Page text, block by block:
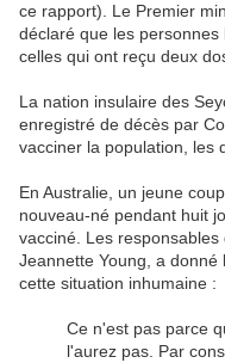
ce rapport). Le Premier
déclaré que les
celles qui ont reçu deux
La nation insulaire des
enregistré de décès par
vacciner la population, les
En Australie, un jeune
nouveau-né pendant huit
vacciné. Les responsables
Jeannette Young, a
cette situation inhumaine :
Ce n'est pas parce
l'aurez pas. Par